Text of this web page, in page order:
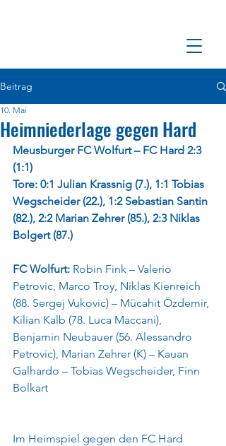
Beitrag
Heimniederlage gegen Hard
10. Mai
Meusburger FC Wolfurt – FC Hard 2:3
(1:1)
Tore: 0:1 Julian Krassnig (7.), 1:1 Tobias
Wegscheider (22.), 1:2 Sebastian Santin
(82.), 2:2 Marian Zehrer (85.), 2:3 Niklas
Bolgert (87.)
FC Wolfurt: Robin Fink – Valerio
Petrovic, Marco Troy, Niklas Kienreich
(88. Sergej Vukovic) – Mücahit Özdemir,
Kilian Kalb (78. Luca Maccani),
Benjamin Neubauer (56. Alessandro
Petrovic), Marian Zehrer (K) – Kauan
Galhardo – Tobias Wegscheider, Finn
Bolkart
Im Heimspiel gegen den FC Hard